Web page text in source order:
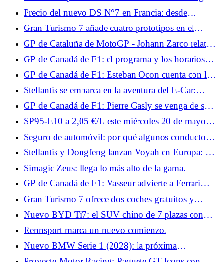
Expo: cabina de moto y mando con
retroalimentación.
Precio del nuevo DS N°7 en Francia: desde
43.900 euros, ¿precios realmente elevados?
Gran Turismo 7 añade cuatro prototipos en el
menú del parche 1.7 de junio.
GP de Cataluña de MotoGP - Johann Zarco relata
su accidente: “Debería haber tomado la decisión de
rendirme”
GP de Canadá de F1: el programa y los horarios
del fin de semana para Francia
GP de Canadá de F1: Esteban Ocon cuenta con los
nuevos productos Haas para volver a la pista
Stellantis se embarca en la aventura del E-Car:
¿hacia el regreso del Citroën C1?
GP de Canadá de F1: Pierre Gasly se venga de su
accidente en Miami
SP95-E10 a 2,05 €/L este miércoles 20 de mayo:
alcanza su nivel más alto en 2026
Seguro de automóvil: por qué algunos conductores
todavía subestiman el valor de todos los riesgos
Stellantis y Dongfeng lanzan Voyah en Europa: los
coches se producirán en Francia
Simagic Zeus: llega lo más alto de la gama.
GP de Canadá de F1: Vasseur advierte a Ferrari
sobre las frenadas y el clima este fin de semana
Gran Turismo 7 ofrece dos coches gratuitos y
exclusivos.
Nuevo BYD Ti7: el SUV chino de 7 plazas con
aspecto 4x4 que apunta al Land Rover Defender
Rennsport marca un nuevo comienzo.
Nuevo BMW Serie 1 (2028): la próxima
generación podría deparar muchas sorpresas